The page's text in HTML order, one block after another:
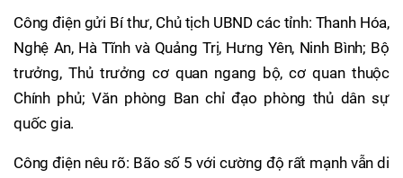
Công điện gửi Bí thư, Chủ tịch UBND các tỉnh: Thanh Hóa,
Nghệ An, Hà Tĩnh và Quảng Trị, Hưng Yên, Ninh Bình; Bộ
trưởng, Thủ trưởng cơ quan ngang bộ, cơ quan thuộc
Chính phủ; Văn phòng Ban chỉ đạo phòng thủ dân sự
quốc gia.
Công điện nêu rõ: Bão số 5 với cường độ rất mạnh vẫn di